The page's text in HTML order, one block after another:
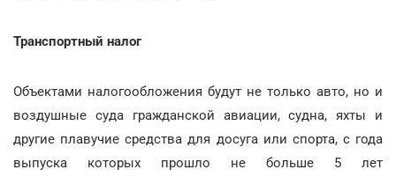
Транспортный налог
Объектами налогообложения будут не только авто, но и
воздушные суда гражданской авиации, судна, яхты и
другие плавучие средства для досуга или спорта, с года
выпуска которых прошло не больше 5 лет